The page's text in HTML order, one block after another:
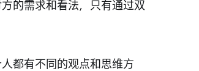
的需求和看法，只有通过双
都有不同的观点和思维方